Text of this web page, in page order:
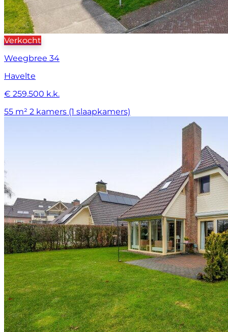
Verkocht
Weegbree 34
Havelte
€ 259.500 k.k.
55 m² 2 kamers (1 slaapkamers)